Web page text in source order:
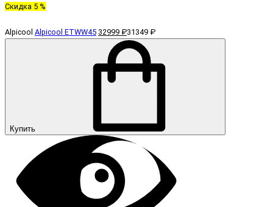
Скидка 5 %
Alpicool Alpicool ETWW45 32999 ₽31349 ₽
Купить